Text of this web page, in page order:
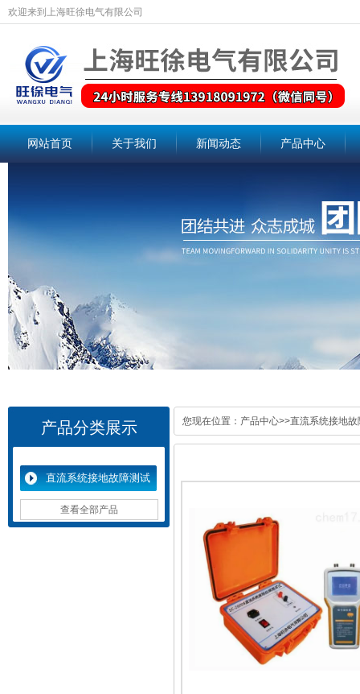
欢迎来到上海旺徐电气有限公司
网站首页 关于我们 新闻动态 产品中心
产品分类展示
直流系统接地故障测试
仪 查看全部产品
您现在位置： 产品中心>>直流系统接地故